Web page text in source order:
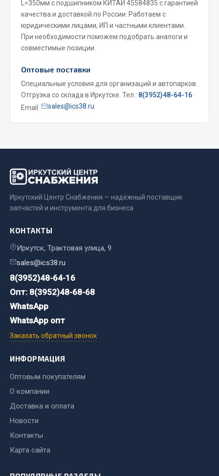
Весь раздел
Запчасти Урал
Мост задний
Система питания
Система выпуска газа
Система охлаждения
Сцепление
Весь раздел
Запчасти ЯМЗ
Двигатель
Система питания
Система выпуска газа
Система охлаждения
Коробка передач
Рулевое управление
Тормозная система
Запчасти HOWO
Тормозная система
Двигатель
Подвеска
Система питания
Система охлаждения
L=350мм с подшипником КИТАЙ 45584835 с гарантией
качества и доставкой по России. Работаем с
юридическими лицами, ИП и частными клиентами.
При необходимости поможем подобрать аналоги и
совместимые позиции.
Оптовые поставки
Специальные условия для организаций и автопарков.
Отгрузка со склада в Иркутске. Тел.: 8(3952)48-64-16 ·
Email:
sales@ics38.ru
Иркутский Центр Снабжения — надёжный поставщик
запчастей и инструмента для бизнеса
КОНТАКТЫ
Иркутск, Трактовая улица, 9
sales@ics38.ru
8(3952)48-64-16
Опт: 8(3952)48-68-68
WhatsApp
WhatsApp опт
Заказать обратный звонок
ИНФОРМАЦИЯ
Оптовым покупателям
О компании
Доставка и оплата
Новости
Контакты
Карта сайта